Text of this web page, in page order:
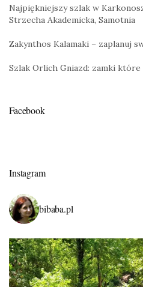
Najpiękniejszy szlak w
Strzecha Akademicka, Samotnia
Zakynthos Kalamaki – zaplanuj
Szlak Orlich Gniazd: zamki
Facebook
Instagram
bibaba.pl